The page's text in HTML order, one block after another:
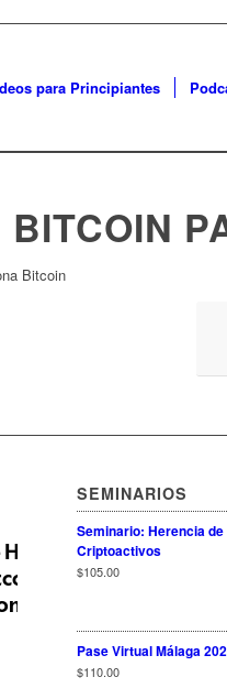
para Principiantes
BITCOIN
Bitcoin
SEMINARIOS
Seminario: Herencia de
Criptoactivos
$105.00
Pase Virtual Málaga
$110.00